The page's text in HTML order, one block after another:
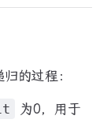
的过程：
为0，用于